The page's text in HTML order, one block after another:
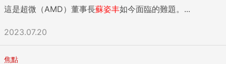
這是超微（AMD）董事長蘇姿丰如今面臨的難題。...
2023.07.20
焦點